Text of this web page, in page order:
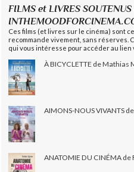
FILMS et LIVRES SOUTENUS
Ces films (et livres sur le cinéma) sont
recommande vivement, sans réserves.
qui vous intéresse pour accéder au lien
À BICYCLETTE de Mathias
AIMONS-NOUS VIVANTS
ANATOMIE DU CINÉMA